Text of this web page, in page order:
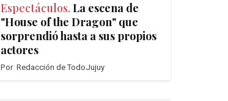
Espectáculos. La escena de
"House of the Dragon" que
sorprendió hasta a sus propios
actores
Por Redacción de TodoJujuy